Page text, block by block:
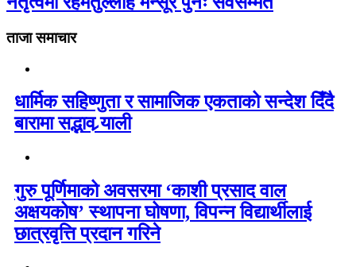
ताजा समाचार
धार्मिक सहिष्णुता र सामाजिक एकताको सन्देश दिँदै
बारामा सद्भाव र्‍याली
गुरु पूर्णिमाको अवसरमा ‘काशी प्रसाद वाल
अक्षयकोष’ स्थापना घोषणा, विपन्न विद्यार्थीलाई
छात्रवृत्ति प्रदान गरिने